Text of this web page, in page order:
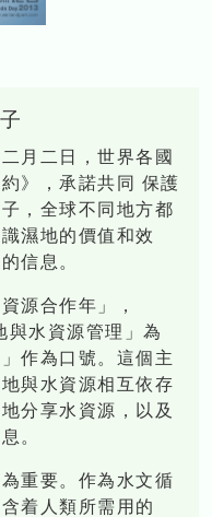
月二日，世界各國
》，承諾共同 保護
，全球不同地方都
濕地的價值和效
信息。
源合作年」，
與水資源管理」為
作為口號。這個主
與水資源相互依存
分享水資源，以及
。
重要。作為水文循
着人類所需用的